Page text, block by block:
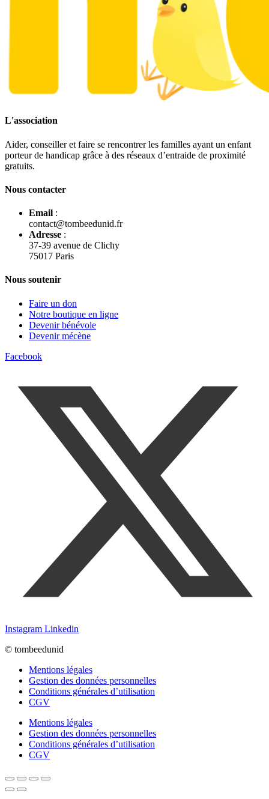
L'association
Aider, conseiller et faire se rencontrer les familles ayant un enfant
porteur de handicap grâce à des réseaux d’entraide de proximité
gratuits.
Nous contacter
Email :
contact@tombeedunid.fr
Adresse :
37-39 avenue de Clichy
75017 Paris
Nous soutenir
Faire un don
Notre boutique en ligne
Devenir bénévole
Devenir mécène
Facebook
Instagram Linkedin
© tombeedunid
Mentions légales
Gestion des données personnelles
Conditions générales d’utilisation
CGV
Mentions légales
Gestion des données personnelles
Conditions générales d’utilisation
CGV